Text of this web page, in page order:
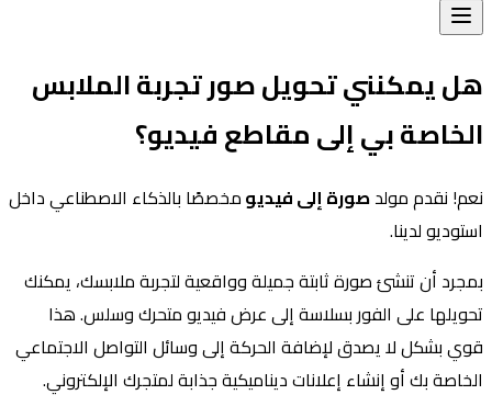
هل يمكنني تحويل صور تجربة الملابس
الخاصة بي إلى مقاطع فيديو؟
نعم! نقدم مولدصورة إلى فيديومخصصًا بالذكاء الاصطناعي داخل
استوديو لدينا.
بمجرد أن تنشئ صورة ثابتة جميلة وواقعية لتجربة ملابسك، يمكنك
تحويلها على الفور بسلاسة إلى عرض فيديو متحرك وسلس. هذا
قوي بشكل لا يصدق لإضافة الحركة إلى وسائل التواصل الاجتماعي
الخاصة بك أو إنشاء إعلانات ديناميكية جذابة لمتجرك الإلكتروني.